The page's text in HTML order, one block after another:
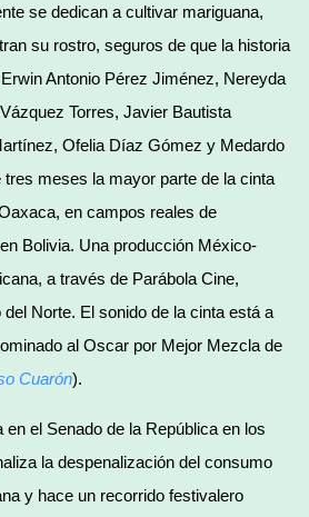
se dedican a cultivar mariguana,
su rostro, seguros de que la historia
Antonio Pérez Jiménez, Nereyda
Torres, Javier Bautista
Ofelia Díaz Gómez y Medardo
meses la mayor parte de la cinta
en campos reales de
Bolivia. Una producción México-
a través de Parábola Cine,
Norte. El sonido de la cinta está a
al Oscar por Mejor Mezcla de
Cuarón).
en el Senado de la República en los
la despenalización del consumo
y hace un recorrido festivalero